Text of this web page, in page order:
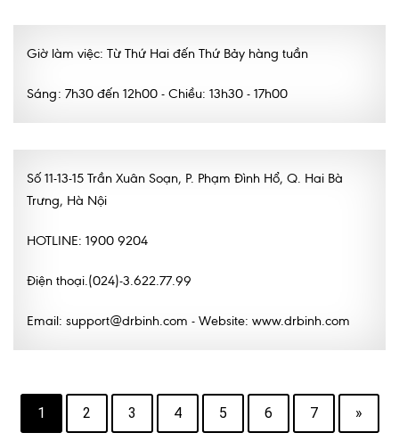
Giờ làm việc: Từ Thứ Hai đến Thứ Bảy hàng tuần
Sáng: 7h30 đến 12h00 - Chiều: 13h30 - 17h00
Số 11-13-15 Trần Xuân Soạn, P. Phạm Đình Hổ, Q. Hai Bà
Trưng, Hà Nội
HOTLINE: 1900 9204
Điện thoại.(024)-3.622.77.99
Email: support@drbinh.com - Website: www.drbinh.com
1 2 3 4 5 6 7 »